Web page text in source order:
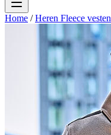
Home / Heren Fleece vesten